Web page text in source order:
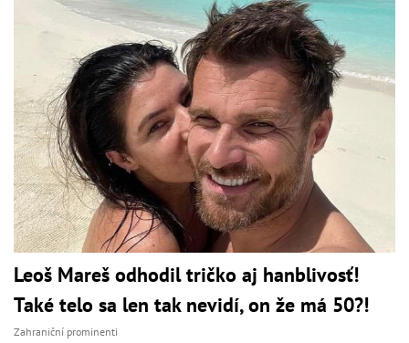
Leoš Mareš odhodil tričko aj hanblivosť!
Také telo sa len tak nevidí, on že má 50?!
Zahraniční prominenti